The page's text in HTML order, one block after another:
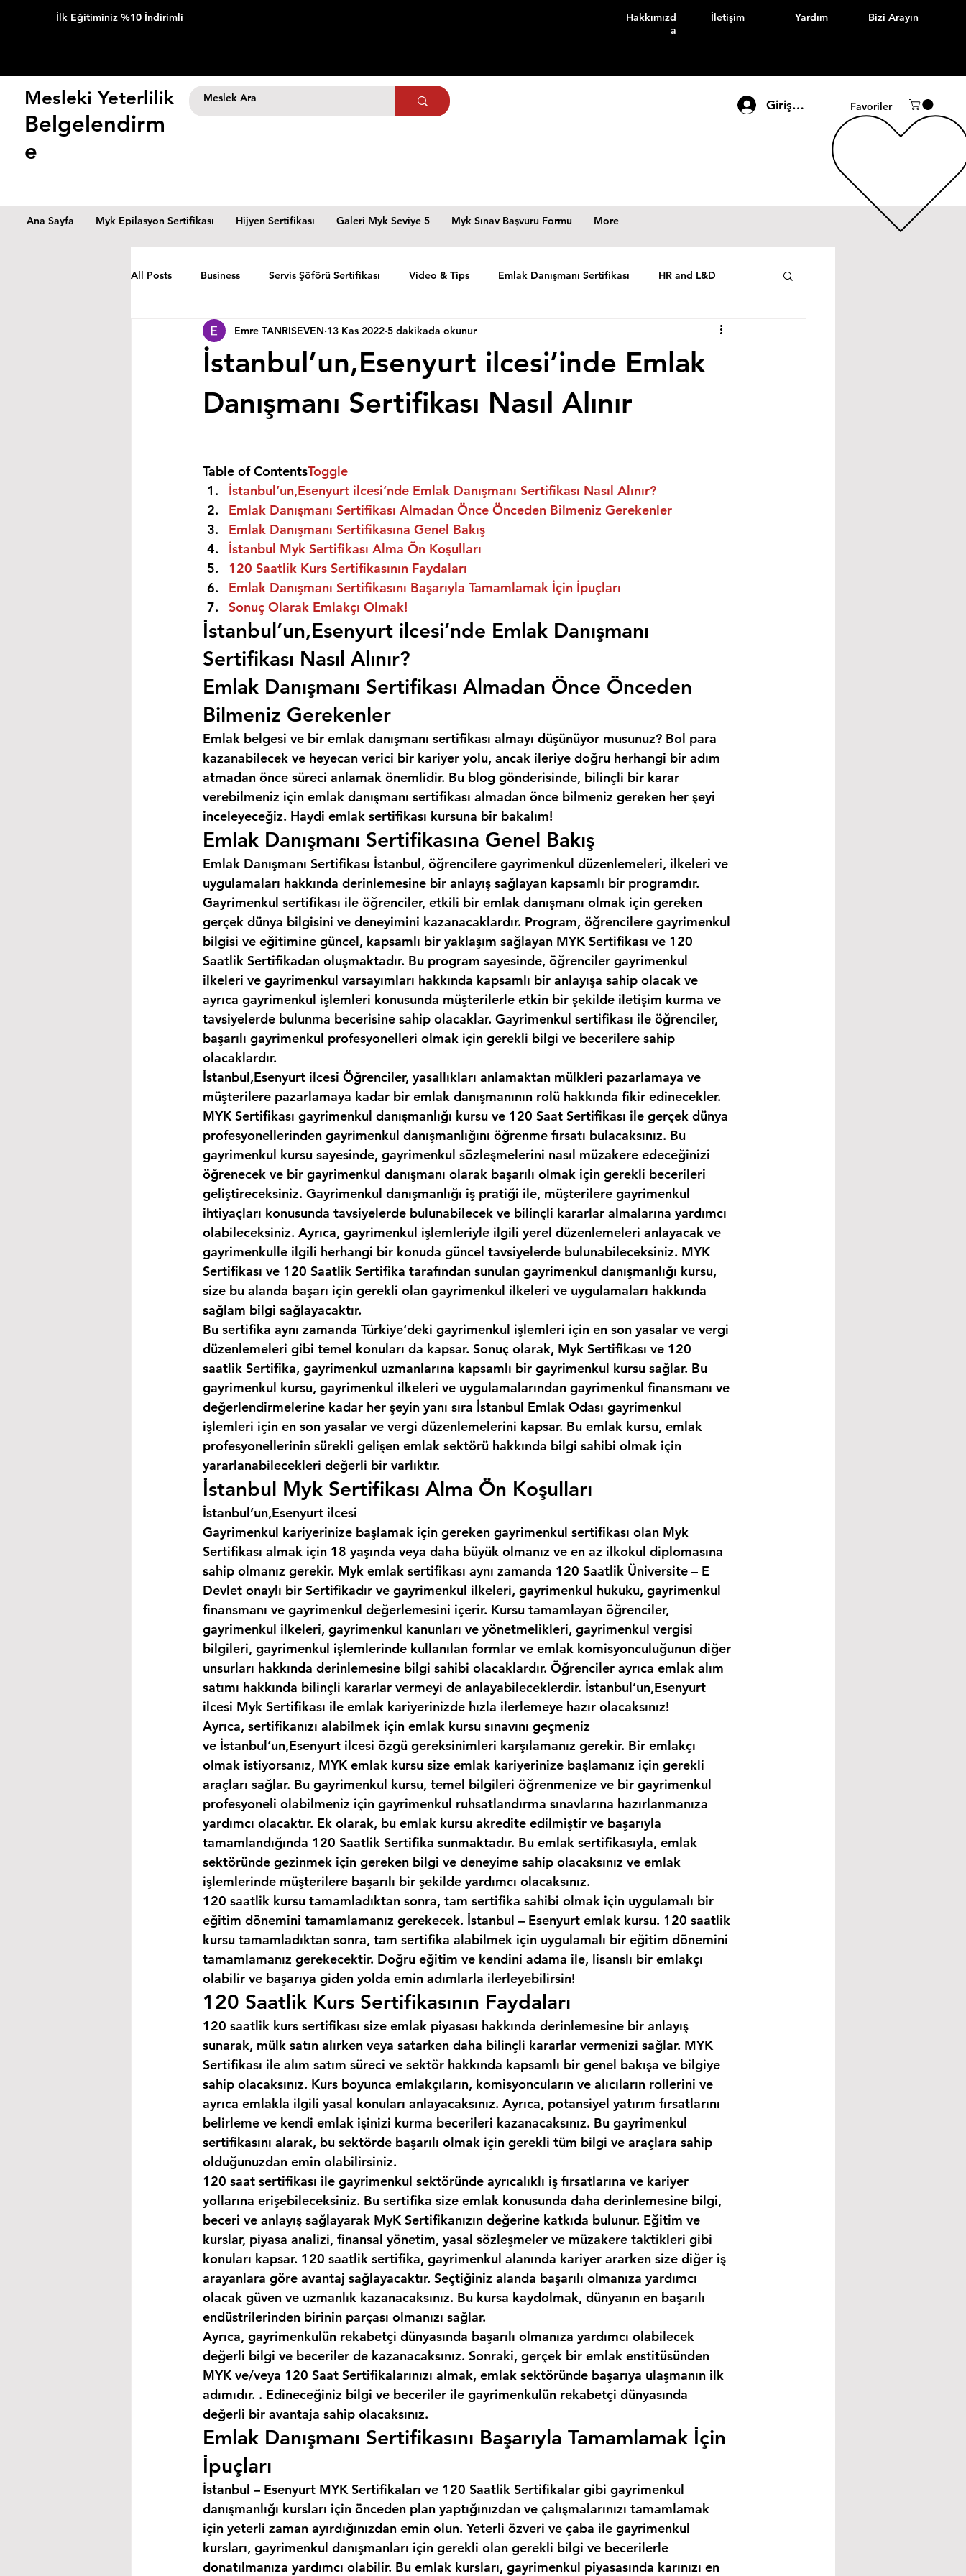
İlk Eğitiminiz %10 İndirimli
Hakkımızd
a
İletişim Yardım Bizi Arayın
Mesleki Yeterlilik
Belgelendirm
e
Giriş Yap Favoriler
Ana Sayfa Myk Epilasyon Sertifikası Hijyen Sertifikası Galeri Myk Seviye 5 Myk Sınav Başvuru Formu More
All Posts Business Servis Şöförü Sertifikası Video & Tips Emlak Danışmanı Sertifikası HR and L&D
İstanbul’un,Esenyurt ilcesi’inde Emlak
Danışmanı Sertifikası Nasıl Alınır
Emre TANRISEVEN 13 Kas 2022 5 dakikada okunur
Table of ContentsToggle
İstanbul’un,Esenyurt ilcesi’nde Emlak Danışmanı Sertifikası Nasıl Alınır?
Emlak Danışmanı Sertifikası Almadan Önce Önceden Bilmeniz Gerekenler
Emlak Danışmanı Sertifikasına Genel Bakış
İstanbul Myk Sertifikası Alma Ön Koşulları
120 Saatlik Kurs Sertifikasının Faydaları
Emlak Danışmanı Sertifikasını Başarıyla Tamamlamak İçin İpuçları
Sonuç Olarak Emlakçı Olmak!
İstanbul’un,Esenyurt ilcesi’nde Emlak Danışmanı
Sertifikası Nasıl Alınır?
Emlak Danışmanı Sertifikası Almadan Önce Önceden
Bilmeniz Gerekenler
Emlak belgesi ve bir emlak danışmanı sertifikası almayı düşünüyor musunuz? Bol para
kazanabilecek ve heyecan verici bir kariyer yolu, ancak ileriye doğru herhangi bir adım
atmadan önce süreci anlamak önemlidir. Bu blog gönderisinde, bilinçli bir karar
verebilmeniz için emlak danışmanı sertifikası almadan önce bilmeniz gereken her şeyi
inceleyeceğiz. Haydi emlak sertifikası kursuna bir bakalım!
Emlak Danışmanı Sertifikasına Genel Bakış
Emlak Danışmanı Sertifikası İstanbul, öğrencilere gayrimenkul düzenlemeleri, ilkeleri ve
uygulamaları hakkında derinlemesine bir anlayış sağlayan kapsamlı bir programdır.
Gayrimenkul sertifikası ile öğrenciler, etkili bir emlak danışmanı olmak için gereken
gerçek dünya bilgisini ve deneyimini kazanacaklardır. Program, öğrencilere gayrimenkul
bilgisi ve eğitimine güncel, kapsamlı bir yaklaşım sağlayan MYK Sertifikası ve 120
Saatlik Sertifikadan oluşmaktadır. Bu program sayesinde, öğrenciler gayrimenkul
ilkeleri ve gayrimenkul varsayımları hakkında kapsamlı bir anlayışa sahip olacak ve
ayrıca gayrimenkul işlemleri konusunda müşterilerle etkin bir şekilde iletişim kurma ve
tavsiyelerde bulunma becerisine sahip olacaklar. Gayrimenkul sertifikası ile öğrenciler,
başarılı gayrimenkul profesyonelleri olmak için gerekli bilgi ve becerilere sahip
olacaklardır.
İstanbul,Esenyurt ilcesi Öğrenciler, yasallıkları anlamaktan mülkleri pazarlamaya ve
müşterilere pazarlamaya kadar bir emlak danışmanının rolü hakkında fikir edinecekler.
MYK Sertifikası gayrimenkul danışmanlığı kursu ve 120 Saat Sertifikası ile gerçek dünya
profesyonellerinden gayrimenkul danışmanlığını öğrenme fırsatı bulacaksınız. Bu
gayrimenkul kursu sayesinde, gayrimenkul sözleşmelerini nasıl müzakere edeceğinizi
öğrenecek ve bir gayrimenkul danışmanı olarak başarılı olmak için gerekli becerileri
geliştireceksiniz. Gayrimenkul danışmanlığı iş pratiği ile, müşterilere gayrimenkul
ihtiyaçları konusunda tavsiyelerde bulunabilecek ve bilinçli kararlar almalarına yardımcı
olabileceksiniz. Ayrıca, gayrimenkul işlemleriyle ilgili yerel düzenlemeleri anlayacak ve
gayrimenkulle ilgili herhangi bir konuda güncel tavsiyelerde bulunabileceksiniz. MYK
Sertifikası ve 120 Saatlik Sertifika tarafından sunulan gayrimenkul danışmanlığı kursu,
size bu alanda başarı için gerekli olan gayrimenkul ilkeleri ve uygulamaları hakkında
sağlam bilgi sağlayacaktır.
Bu sertifika aynı zamanda Türkiye‘deki gayrimenkul işlemleri için en son yasalar ve vergi
düzenlemeleri gibi temel konuları da kapsar. Sonuç olarak, Myk Sertifikası ve 120
saatlik Sertifika, gayrimenkul uzmanlarına kapsamlı bir gayrimenkul kursu sağlar. Bu
gayrimenkul kursu, gayrimenkul ilkeleri ve uygulamalarından gayrimenkul finansmanı ve
değerlendirmelerine kadar her şeyin yanı sıra İstanbul Emlak Odası gayrimenkul
işlemleri için en son yasalar ve vergi düzenlemelerini kapsar. Bu emlak kursu, emlak
profesyonellerinin sürekli gelişen emlak sektörü hakkında bilgi sahibi olmak için
yararlanabilecekleri değerli bir varlıktır.
İstanbul Myk Sertifikası Alma Ön Koşulları
İstanbul’un,Esenyurt ilcesi
Gayrimenkul kariyerinize başlamak için gereken gayrimenkul sertifikası olan Myk
Sertifikası almak için 18 yaşında veya daha büyük olmanız ve en az ilkokul diplomasına
sahip olmanız gerekir. Myk emlak sertifikası aynı zamanda 120 Saatlik Üniversite – E
Devlet onaylı bir Sertifikadır ve gayrimenkul ilkeleri, gayrimenkul hukuku, gayrimenkul
finansmanı ve gayrimenkul değerlemesini içerir. Kursu tamamlayan öğrenciler,
gayrimenkul ilkeleri, gayrimenkul kanunları ve yönetmelikleri, gayrimenkul vergisi
bilgileri, gayrimenkul işlemlerinde kullanılan formlar ve emlak komisyonculuğunun diğer
unsurları hakkında derinlemesine bilgi sahibi olacaklardır. Öğrenciler ayrıca emlak alım
satımı hakkında bilinçli kararlar vermeyi de anlayabileceklerdir. İstanbul’un,Esenyurt
ilcesi Myk Sertifikası ile emlak kariyerinizde hızla ilerlemeye hazır olacaksınız!
Ayrıca, sertifikanızı alabilmek için emlak kursu sınavını geçmeniz
ve İstanbul’un,Esenyurt ilcesi özgü gereksinimleri karşılamanız gerekir. Bir emlakçı
olmak istiyorsanız, MYK emlak kursu size emlak kariyerinize başlamanız için gerekli
araçları sağlar. Bu gayrimenkul kursu, temel bilgileri öğrenmenize ve bir gayrimenkul
profesyoneli olabilmeniz için gayrimenkul ruhsatlandırma sınavlarına hazırlanmanıza
yardımcı olacaktır. Ek olarak, bu emlak kursu akredite edilmiştir ve başarıyla
tamamlandığında 120 Saatlik Sertifika sunmaktadır. Bu emlak sertifikasıyla, emlak
sektöründe gezinmek için gereken bilgi ve deneyime sahip olacaksınız ve emlak
işlemlerinde müşterilere başarılı bir şekilde yardımcı olacaksınız.
120 saatlik kursu tamamladıktan sonra, tam sertifika sahibi olmak için uygulamalı bir
eğitim dönemini tamamlamanız gerekecek. İstanbul – Esenyurt emlak kursu. 120 saatlik
kursu tamamladıktan sonra, tam sertifika alabilmek için uygulamalı bir eğitim dönemini
tamamlamanız gerekecektir. Doğru eğitim ve kendini adama ile, lisanslı bir emlakçı
olabilir ve başarıya giden yolda emin adımlarla ilerleyebilirsin!
120 Saatlik Kurs Sertifikasının Faydaları
120 saatlik kurs sertifikası size emlak piyasası hakkında derinlemesine bir anlayış
sunarak, mülk satın alırken veya satarken daha bilinçli kararlar vermenizi sağlar. MYK
Sertifikası ile alım satım süreci ve sektör hakkında kapsamlı bir genel bakışa ve bilgiye
sahip olacaksınız. Kurs boyunca emlakçıların, komisyoncuların ve alıcıların rollerini ve
ayrıca emlakla ilgili yasal konuları anlayacaksınız. Ayrıca, potansiyel yatırım fırsatlarını
belirleme ve kendi emlak işinizi kurma becerileri kazanacaksınız. Bu gayrimenkul
sertifikasını alarak, bu sektörde başarılı olmak için gerekli tüm bilgi ve araçlara sahip
olduğunuzdan emin olabilirsiniz.
120 saat sertifikası ile gayrimenkul sektöründe ayrıcalıklı iş fırsatlarına ve kariyer
yollarına erişebileceksiniz. Bu sertifika size emlak konusunda daha derinlemesine bilgi,
beceri ve anlayış sağlayarak MyK Sertifikanızın değerine katkıda bulunur. Eğitim ve
kurslar, piyasa analizi, finansal yönetim, yasal sözleşmeler ve müzakere taktikleri gibi
konuları kapsar. 120 saatlik sertifika, gayrimenkul alanında kariyer ararken size diğer iş
arayanlara göre avantaj sağlayacaktır. Seçtiğiniz alanda başarılı olmanıza yardımcı
olacak güven ve uzmanlık kazanacaksınız. Bu kursa kaydolmak, dünyanın en başarılı
endüstrilerinden birinin parçası olmanızı sağlar.
Ayrıca, gayrimenkulün rekabetçi dünyasında başarılı olmanıza yardımcı olabilecek
değerli bilgi ve beceriler de kazanacaksınız. Sonraki, gerçek bir emlak enstitüsünden
MYK ve/veya 120 Saat Sertifikalarınızı almak, emlak sektöründe başarıya ulaşmanın ilk
adımıdır. . Edineceğiniz bilgi ve beceriler ile gayrimenkulün rekabetçi dünyasında
değerli bir avantaja sahip olacaksınız.
Emlak Danışmanı Sertifikasını Başarıyla Tamamlamak İçin
İpuçları
İstanbul – Esenyurt MYK Sertifikaları ve 120 Saatlik Sertifikalar gibi gayrimenkul
danışmanlığı kursları için önceden plan yaptığınızdan ve çalışmalarınızı tamamlamak
için yeterli zaman ayırdığınızdan emin olun. Yeterli özveri ve çaba ile gayrimenkul
kursları, gayrimenkul danışmanları için gerekli olan gerekli bilgi ve becerilerle
donatılmanıza yardımcı olabilir. Bu emlak kursları, gayrimenkul piyasasında karınızı en